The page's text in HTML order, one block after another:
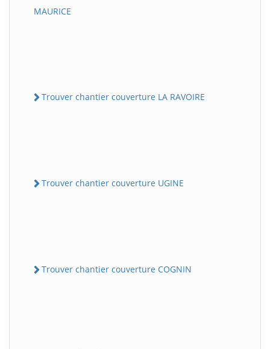
MAURICE
Trouver chantier couverture LA RAVOIRE
Trouver chantier couverture UGINE
Trouver chantier couverture COGNIN